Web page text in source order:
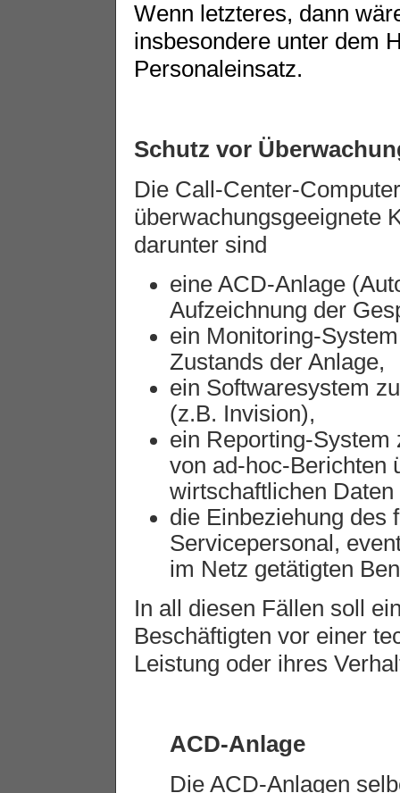
Wenn letzteres, dann
insbesondere unter dem
Personaleinsatz.
Schutz vor
Die Call-Center-
überwachungsgeeignete
darunter sind
eine ACD-Anlage
Aufzeichnung der
ein Monitoring-
Zustands der Anlage,
ein Softwaresystem
(z.B. Invision),
ein Reporting-
von ad-hoc-Berichten
wirtschaftlichen
die Einbeziehung des
Servicepersonal,
im Netz getätigten
In all diesen Fällen soll
Beschäftigten vor einer
Leistung oder ihres
ACD-Anlage
Die ACD-Anlagen